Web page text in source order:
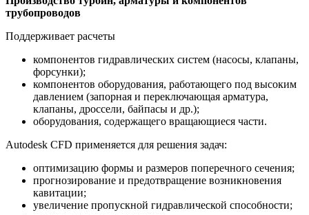
трубопроводов
Поддерживает расчеты
компонентов гидравлических систем (насосы, клапаны,
форсунки);
компонентов оборудования, работающего под высоким
давлением (запорная и переключающая арматура,
клапаны, дроссели, байпасы и др.);
оборудования, содержащего вращающиеся части.
Autodesk CFD применяется для решения задач:
оптимизацию формы и размеров поперечного сечения;
прогнозирование и предотвращение возникновения
кавитации;
увеличение пропускной гидравлической способности;